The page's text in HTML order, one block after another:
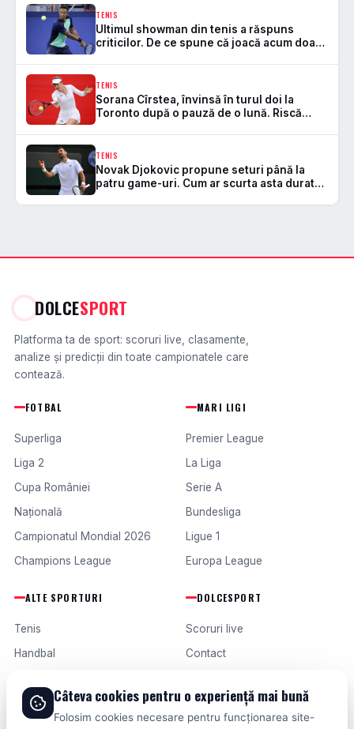
TENIS
Ultimul showman din tenis a răspuns
criticilor. De ce spune că joacă acum doar
TENIS
Sorana Cîrstea, învinsă în turul doi la
Toronto după o pauză de o lună. Riscă
TENIS
Novak Djokovic propune seturi până la
patru game-uri. Cum ar scurta asta durata
DOLCESPORT
Platforma ta de sport: scoruri live, clasamente,
analize și predicții din toate campionatele care
contează.
FOTBAL
Superliga
Liga 2
Cupa României
Națională
Campionatul Mondial 2026
Champions League
MARI LIGI
Premier League
La Liga
Serie A
Bundesliga
Ligue 1
Europa League
ALTE SPORTURI
Tenis
Handbal
Formula 1
DOLCESPORT
Scoruri live
Contact
Termeni și condiții
Câteva cookies pentru o experiență mai bună
Folosim cookies necesare pentru funcționarea site-